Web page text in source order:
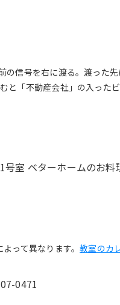
信号を右に渡る。渡った
と「不動産会社」の入っ
室 ベターホームのお料
って異なります。教室のカ
0471